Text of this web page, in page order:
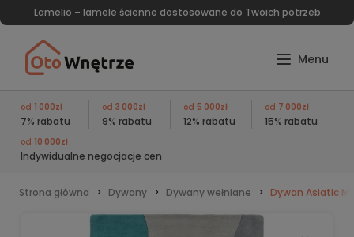
Lamelio – lamele ścienne dostosowane do Twoich potrzeb
od 1 000zł
7% rabatu
od 3 000zł
9% rabatu
od 5 000zł
12% rabatu
od 7 000zł
15% rabatu
od 10 000zł
Indywidualne negocjacje cen
Strona główna Dywany Dywany wełniane Dywan Asiatic